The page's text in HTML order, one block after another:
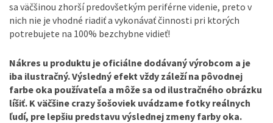
sa väčšinou zhorší predovšetkým periférne videnie, preto v
nich nie je vhodné riadiť a vykonávať činnosti pri ktorých
potrebujete na 100% bezchybne vidieť!
Nákres u produktu je oficiálne dodávaný výrobcom a je
iba ilustračný. Výsledný efekt vždy záleží na pôvodnej
farbe oka používateľa a môže sa od ilustračného obrázku
líšiť. K väčšine crazy šošoviek uvádzame fotky reálnych
ľudí, pre lepšiu predstavu výslednej zmeny farby oka.